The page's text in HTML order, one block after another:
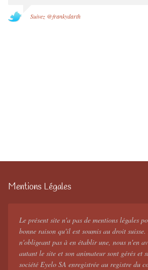
Suivez @frankydarth
Mentions Légales
Le présent site n'a pas de mentions légales
bonne raison qu'il est soumis au droit
n'obligeant pas à en établir une, nous n'en
autant le site et son animateur sont gérés et
société Eyelo SA enregistrée au registre du